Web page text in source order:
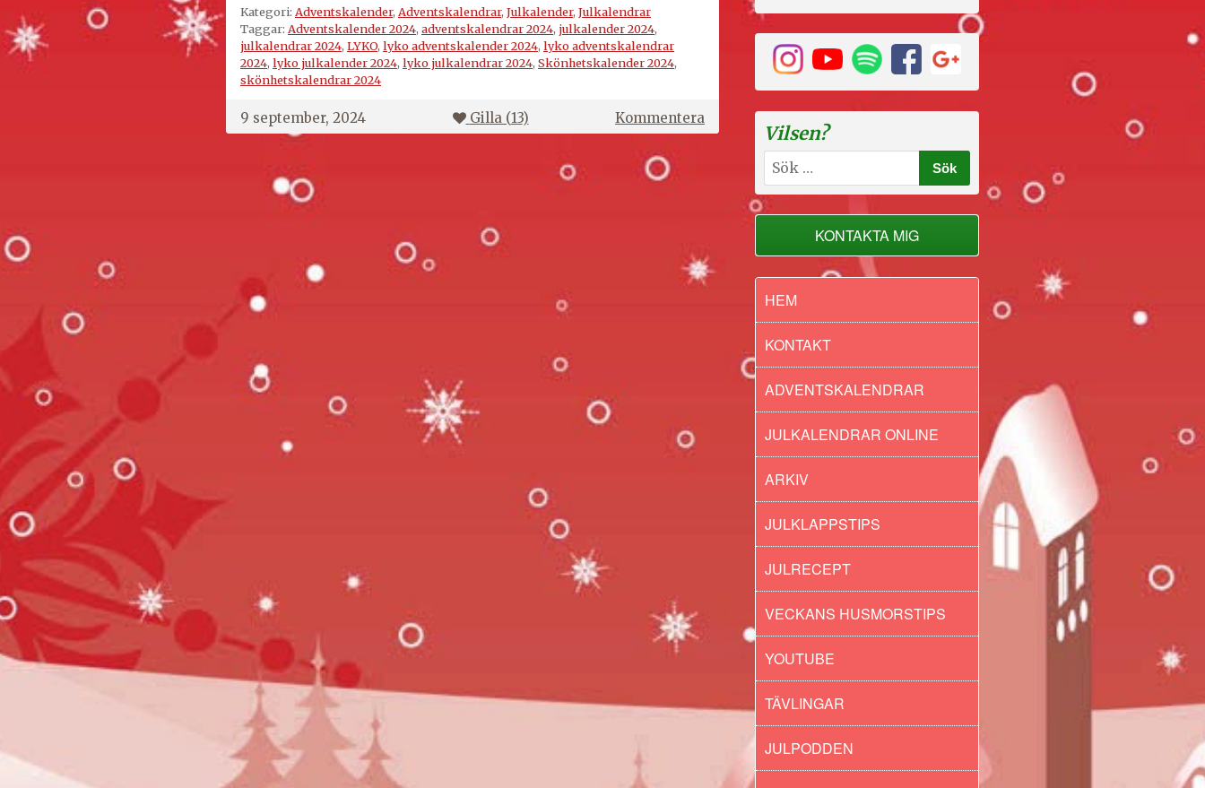
Kategori: Adventskalender, Adventskalendrar, Julkalender, Julkalendrar
Taggar: Adventskalender 2024, adventskalendrar 2024, julkalender 2024,
julkalendrar 2024, LYKO, lyko adventskalender 2024, lyko adventskalendrar
2024, lyko julkalender 2024, lyko julkalendrar 2024, Skönhetskalender 2024,
skönhetskalendrar 2024
9 september, 2024 Gilla (13) Kommentera
Lyko
adventskalender
Vilsen?
Sök
efter:
KONTAKTA MIG
HEM
KONTAKT
ADVENTSKALENDRAR
JULKALENDRAR ONLINE
ARKIV
JULKLAPPSTIPS
JULRECEPT
VECKANS HUSMORSTIPS
YOUTUBE
TÄVLINGAR
JULPODDEN